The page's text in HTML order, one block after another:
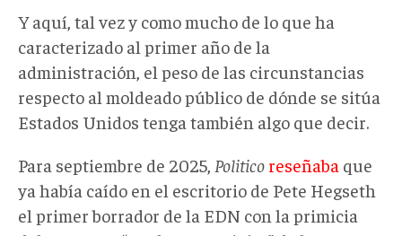
Y aquí, tal vez y como mucho de lo que ha
caracterizado al primer año de la
administración, el peso de las circunstancias
respecto al moldeado público de dónde se sitúa
Estados Unidos tenga también algo que decir.
Para septiembre de 2025, Politico reseñaba que
ya había caído en el escritorio de Pete Hegseth
el primer borrador de la EDN con la primicia